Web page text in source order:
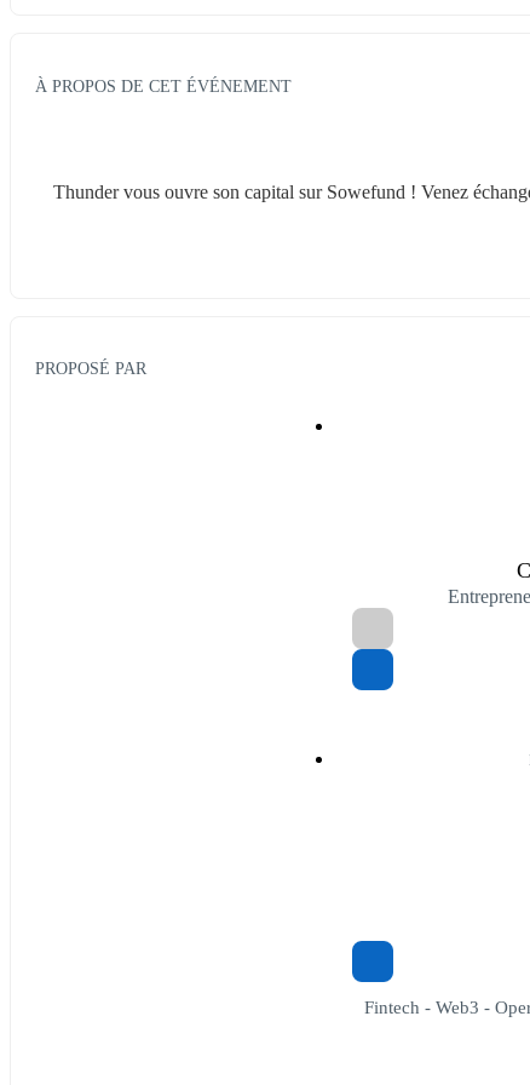
À PROPOS DE CET ÉVÉNEMENT
Thunder vous ouvre son capital sur Sowefund ! Venez
PROPOSÉ PAR
Fintech - Web3 -